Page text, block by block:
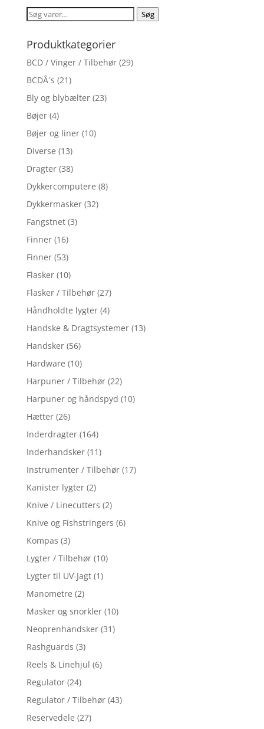
Søg
Søg
Produktkategorier
BCD / Vinger / Tilbehør (29)
BCDÂ´s (21)
Bly og blybælter (23)
Bøjer (4)
Bøjer og liner (10)
Diverse (13)
Dragter (38)
Dykkercomputere (8)
Dykkermasker (32)
Fangstnet (3)
Finner (16)
Finner (53)
Flasker (10)
Flasker / Tilbehør (27)
Håndholdte lygter (4)
Handske & Dragtsystemer (13)
Handsker (56)
Hardware (10)
Harpuner / Tilbehør (22)
Harpuner og håndspyd (10)
Hætter (26)
Inderdragter (164)
Inderhandsker (11)
Instrumenter / Tilbehør (17)
Kanister lygter (2)
Knive / Linecutters (2)
Knive og Fishstringers (6)
Kompas (3)
Lygter / Tilbehør (10)
Lygter til UV-Jagt (1)
Manometre (2)
Masker og snorkler (10)
Neoprenhandsker (31)
Rashguards (3)
Reels & Linehjul (6)
Regulator (24)
Regulator / Tilbehør (43)
Reservedele (27)